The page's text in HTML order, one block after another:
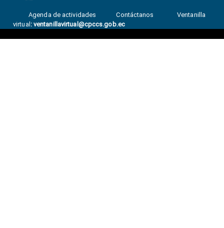
Agenda de actividades Contáctanos
Ventanilla
virtual : ventanillavirtual@cpccs.gob.ec